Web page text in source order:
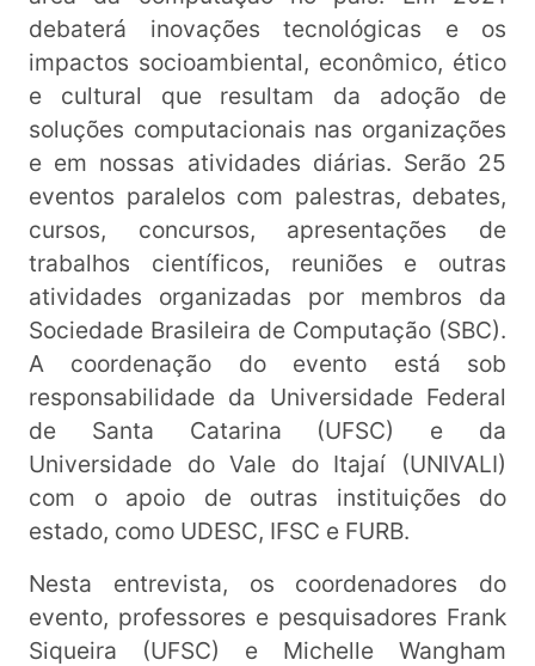
debaterá inovações tecnológicas e os
impactos socioambiental, econômico, ético
e cultural que resultam da adoção de
soluções computacionais nas organizações
e em nossas atividades diárias. Serão 25
eventos paralelos com palestras, debates,
cursos, concursos, apresentações de
trabalhos científicos, reuniões e outras
atividades organizadas por membros da
Sociedade Brasileira de Computação (SBC).
A coordenação do evento está sob
responsabilidade da Universidade Federal
de Santa Catarina (UFSC) e da
Universidade do Vale do Itajaí (UNIVALI)
com o apoio de outras instituições do
estado, como UDESC, IFSC e FURB.
Nesta entrevista, os coordenadores do
evento, professores e pesquisadores Frank
Siqueira (UFSC) e Michelle Wangham